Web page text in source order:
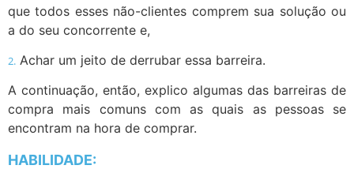
que todos esses não-clientes comprem sua solução ou
a do seu concorrente e,
2. Achar um jeito de derrubar essa barreira.
A continuação, então, explico algumas das barreiras de
compra mais comuns com as quais as pessoas se
encontram na hora de comprar.
HABILIDADE: